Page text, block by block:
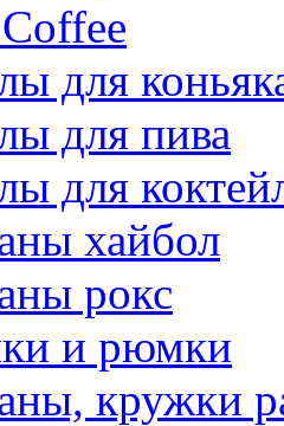
для
для пива
для
хайбол
рокс
и рюмки
кружки